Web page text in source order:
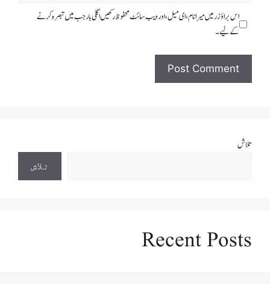
اس براؤزر میں میرا نام، ای میل، اور ویب سائٹ محفوظ رکھیں اگلی بار جب میں تبصرہ کرنے
کےلیے۔
تلاش
تلاش
Recent Posts